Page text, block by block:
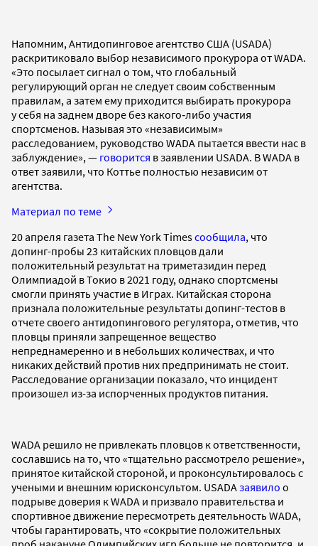
Напомним, Антидопинговое агентство США (USADA)
раскритиковало выбор независимого прокурора от WADA.
«Это посылает сигнал о том, что глобальный
регулирующий орган не следует своим собственным
правилам, а затем ему приходится выбирать прокурора
у себя на заднем дворе без какого‑либо участия
спортсменов. Называя это «независимым»
расследованием, руководство WADA пытается ввести нас в
заблуждение», — говорится в заявлении USADA. В WADA в
ответ заявили, что Коттье полностью независим от
агентства.
Материал по теме
20 апреля газета The New York Timesсообщила, что
допинг-пробы 23 китайских пловцов дали
положительный результат на триметазидин перед
Олимпиадой в Токио в 2021 году, однако спортсмены
смогли принять участие в Играх. Китайская сторона
признала положительные результаты допинг-тестов в
отчете своего антидопингового регулятора, отметив, что
пловцы приняли запрещенное вещество
непреднамеренно и в небольших количествах, и что
никаких действий против них предпринимать не стоит.
Расследование организации показало, что инцидент
произошел из-за испорченных продуктов питания.
WADA решило не привлекать пловцов к ответственности,
сославшись на то, что «тщательно рассмотрело решение»,
принятое китайской стороной, и проконсультировалось с
учеными и внешним юрисконсультом. USADAзаявило о
подрыве доверия к WADA и призвало правительства и
спортивное движение пересмотреть деятельность WADA,
чтобы гарантировать, что «сокрытие положительных